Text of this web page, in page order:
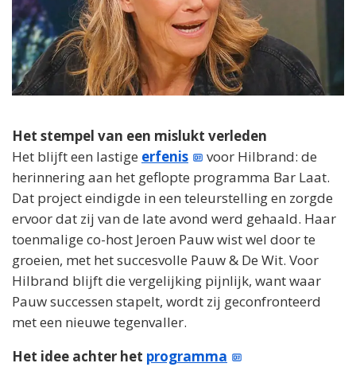
Het stempel van een mislukt verleden
Het blijft een lastige erfenis
voor Hilbrand: de
herinnering aan het geflopte programma Bar Laat.
Dat project eindigde in een teleurstelling en zorgde
ervoor dat zij van de late avond werd gehaald. Haar
toenmalige co-host Jeroen Pauw wist wel door te
groeien, met het succesvolle Pauw & De Wit. Voor
Hilbrand blijft die vergelijking pijnlijk, want waar
Pauw successen stapelt, wordt zij geconfronteerd
met een nieuwe tegenvaller.
Het idee achter het programma